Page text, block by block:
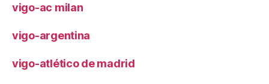
vigo-ac milan
vigo-argentina
vigo-atlético de madrid